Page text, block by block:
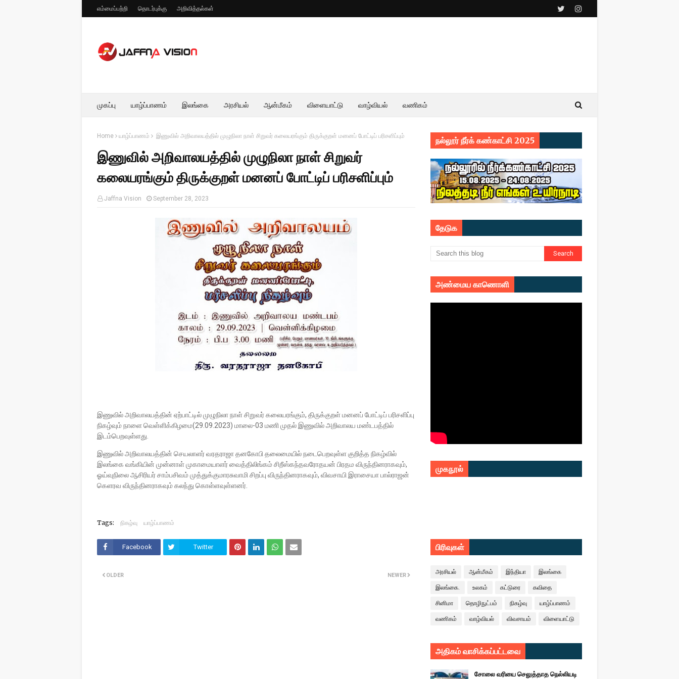
எம்மைப்பற்றி தொடர்புக்கு அறிவித்தல்கள்
முகப்பு யாழ்ப்பாணம் இலங்கை அரசியல் ஆன்மீகம் விளையாட்டு வாழ்வியல் வணிகம்
Home யாழ்ப்பாணம் இணுவில் அறிவாலயத்தில் முழுநிலா நாள் சிறுவர் கலையரங்கும் திருக்குறள் மனனப் போட்டிப் பரிசளிப்பும்
இணுவில் அறிவாலயத்தில் முழுநிலா நாள் சிறுவர்
கலையரங்கும் திருக்குறள் மனனப் போட்டிப் பரிசளிப்பும்
Jaffna Vision September 28, 2023
இணுவில் அறிவாலயத்தின் ஏற்பாட்டில் முழுநிலா நாள் சிறுவர் கலையரங்கும், திருக்குறள் மனனப் போட்டிப் பரிசளிப்பு
நிகழ்வும் நாளை வெள்ளிக்கிழமை(29.09.2023) மாலை-03 மணி முதல் இணுவில் அறிவாலய மண்டபத்தில்
இடம்பெறவுள்ளது.
இணுவில் அறிவாலயத்தின் செயலாளர் வரதராஜா தனகோபி தலைமையில் நடைபெறவுள்ள குறித்த நிகழ்வில்
இலங்கை வங்கியின் முன்னாள் முகாமையாளர் வைத்திலிங்கம் சிறீஸ்கந்தவரோதயன் பிரதம விருந்தினராகவும்,
ஓய்வுநிலை ஆசிரியர் சாம்பசிவம் முத்துக்குமாரசுவாமி சிறப்பு விருந்தினராகவும், விவசாயி இராசையா பால்ராஜன்
கெளரவ விருந்தினராகவும் கலந்து கொள்ளவுள்ளனர்.
Tags: நிகழ்வு யாழ்ப்பாணம்
Facebook Twitter
NEWER
OLDER
நல்லூர் நீர்க் கண்காட்சி 2025
தேடுக
அண்மைய காணொளி
முகநூல்
பிரிவுகள்
அரசியல் ஆன்மீகம் இந்தியா இலங்கை
இலங்கை. உலகம் கட்டுரை கவிதை
சினிமா தொழிநுட்பம் நிகழ்வு யாழ்ப்பாணம்
வணிகம் வாழ்வியல் விவசாயம் விளையாட்டு
அதிகம் வாசிக்கப்பட்டவை
சோலை வரியை செலுத்தாத நெல்லியடி